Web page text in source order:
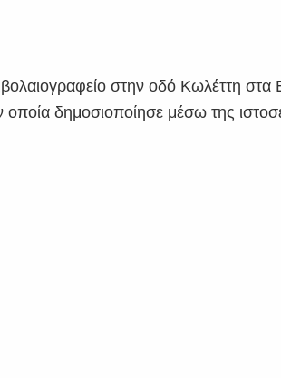
στην οδό Κωλέττη στα
δημοσιοποίησε μέσω της